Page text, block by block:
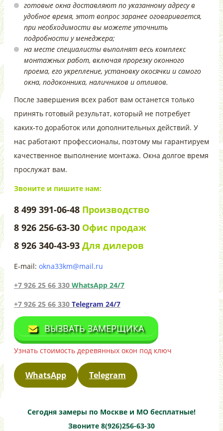
готовые окна доставляют по указанному адресу в
удобное время, этот вопрос заранее оговаривается,
при необходимости вы можете уточнить
подробности у менеджера;
на месте специалисты выполнят весь комплекс
монтажных работ, включая прорезку оконного
проема, его укрепление, установку окосячки и самого
окна, подоконника, наличников и отливов.
После завершения всех работ вам останется только
принять готовый результат, который не потребует
каких-то доработок или дополнительных действий. У
нас работают профессионалы, поэтому мы гарантируем
качественное выполнение монтажа. Окна долгое время
прослужат вам.
Звоните и пишите нам:
8 499 391-06-48 Производство
8 926 256-63-30 Офис продаж
8 926 340-43-93 Для дилеров
E-mail: okna33km@mail.ru
+7 926 25 66 330 WhatsApp 24/7
+7 926 25 66 330 Telegram 24/7
ВЫЗВАТЬ ЗАМЕРЩИКА
Узнать стоимость деревянных окон под ключ
WhatsApp Telegram
Сегодня замеры по Москве и МО бесплатные!
Звоните 8(926)256-63-30